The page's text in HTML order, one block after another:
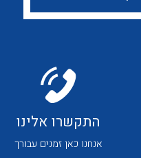
לכל מוצרי היצרן
התקשרו אלינו
אנחנו כאן זמנים עבורך